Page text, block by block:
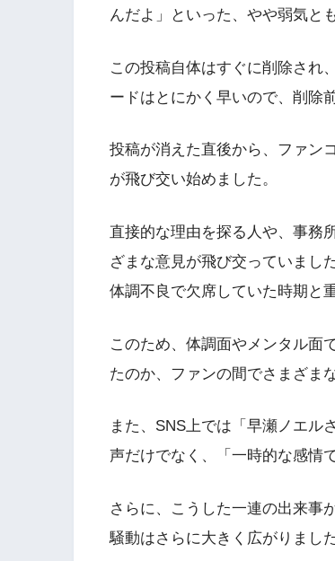
んだよ」といった、やや弱気と
この投稿自体はすぐに削除され
ードはとにかく早いので、削除
投稿が消えた直後から、ファン
が飛び交い始めました。
直接的な理由を探る人や、事務
ざまな意見が飛び交っていまし
体調不良で欠席していた時期と
このため、体調面やメンタル面
たのか、ファンの間でさまざま
また、SNS上では「早瀬ノエル
声だけでなく、「一時的な感情
さらに、こうした一連の出来事
騒動はさらに大きく広がりました